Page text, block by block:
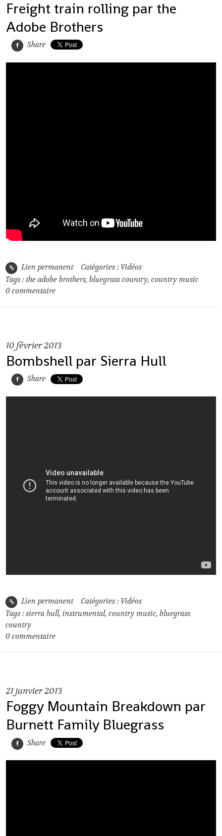
Freight train rolling par the
Adobe Brothers
Share
Lien permanent Catégories : Vidéos
Tags :the adobe brothers,bluegrass country,country music
0 commentaire
10février 2013
Bombshell par Sierra Hull
Share
Lien permanent Catégories : Vidéos
Tags :sierra hull,instrumental,country music,bluegrass
country
0 commentaire
21janvier 2013
Foggy Mountain Breakdown par
Burnett Family Bluegrass
Share